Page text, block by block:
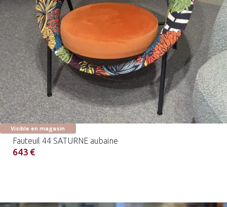
Visible en magasin
Fauteuil 44 SATURNE aubaine
643 €